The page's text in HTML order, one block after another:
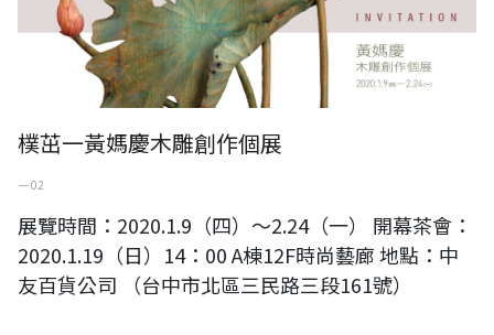
樸茁一黃媽慶木雕創作個展
一 02
展覽時間：2020.1.9（四）～2.24（一） 開幕茶會：
2020.1.19（日）14：00 A棟12F時尚藝廊 地點：中
友百貨公司 （台中市北區三民路三段161號）